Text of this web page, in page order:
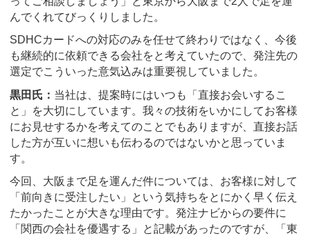
んでくれてびっくりしました。
SDHCカードへの対応のみを任せて終わりではなく、今後
も継続的に依頼できる会社をと考えていたので、発注先の
選定でこういった意気込みは重要視していました。
黒田氏： 当社は、提案時にはいつも「直接お会いするこ
と」を大切にしています。我々の技術をいかにしてお客様
にお見せするかを考えてのことでもありますが、直接お話
した方が互いに想いも伝わるのではないかと思っていま
す。
今回、大阪まで足を運んだ件については、お客様に対して
「前向きに受注したい」という気持ちをとにかく早く伝え
たかったことが大きな理由です。発注ナビからの要件に
「関西の会社を優遇する」と記載があったのですが、「東